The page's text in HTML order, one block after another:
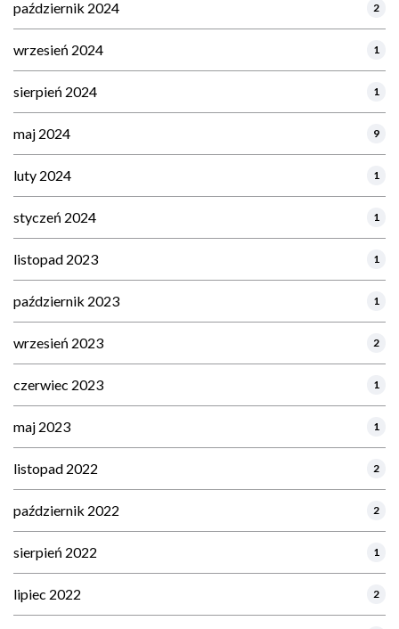
październik 2024 2
wrzesień 2024 1
sierpień 2024 1
maj 2024 9
luty 2024 1
styczeń 2024 1
listopad 2023 1
październik 2023 1
wrzesień 2023 2
czerwiec 2023 1
maj 2023 1
listopad 2022 2
październik 2022 2
sierpień 2022 1
lipiec 2022 2